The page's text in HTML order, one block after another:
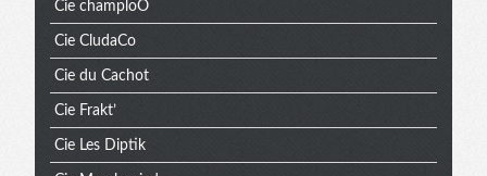
Cie champloO
Cie CludaCo
Cie du Cachot
Cie Frakt’
Cie Les Diptik